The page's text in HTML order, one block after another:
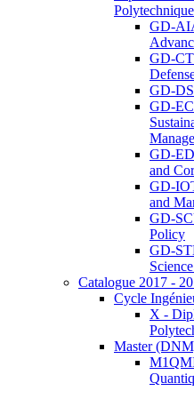
GD-
GD-
GD-
GD-
GD-
and
GD-
and
GD-
Policy
GD-
Catalogue 2017 -
Cycle
X -
Master